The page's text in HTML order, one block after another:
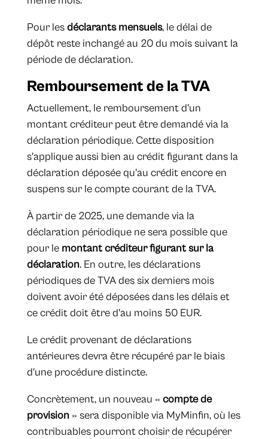
Pour lesdéclarants mensuels, le délai de
dépôt reste inchangé au 20 du mois suivant la
période de déclaration.
Remboursement de la TVA
Actuellement, le remboursement d'un
montant créditeur peut être demandé via la
déclaration périodique. Cette disposition
s'applique aussi bien au crédit figurant dans la
déclaration déposée qu'au crédit encore en
suspens sur le compte courant de la TVA.
À partir de 2025, une demande via la
déclaration périodique ne sera possible que
pour le montant créditeur figurant sur la
déclaration. En outre, les déclarations
périodiques de TVA des six derniers mois
doivent avoir été déposées dans les délais et
ce crédit doit être d'au moins 50 EUR.
Le crédit provenant de déclarations
antérieures devra être récupéré par le biais
d'une procédure distincte.
Concrètement, un nouveau « compte de
provision » sera disponible via MyMinfin, où les
contribuables pourront choisir de récupérer